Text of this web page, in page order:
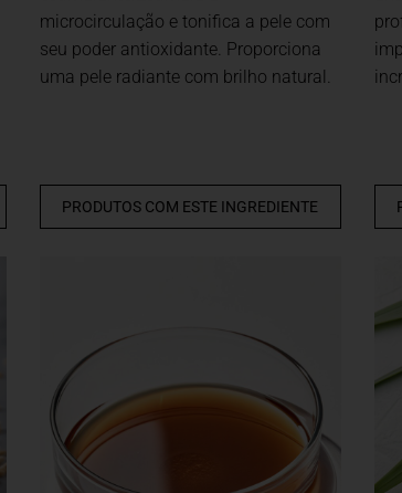
microcirculação e tonifica a pele com
seu poder antioxidante. Proporciona
uma pele radiante com brilho natural.
PRODUTOS COM ESTE INGREDIENTE